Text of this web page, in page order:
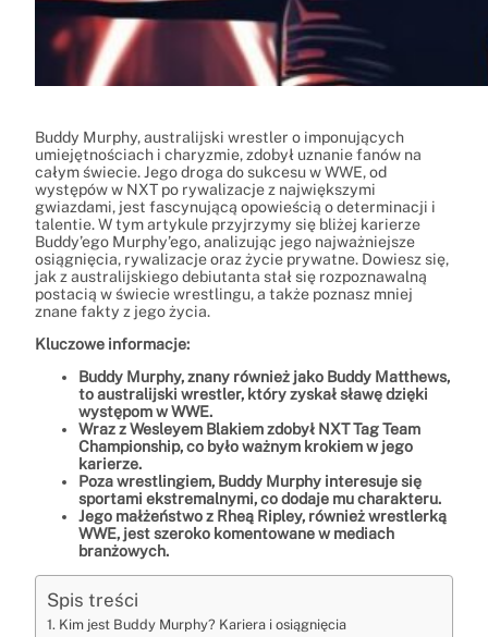
Buddy Murphy, australijski wrestler o imponujących
umiejętnościach i charyzmie, zdobył uznanie fanów na
całym świecie. Jego droga do sukcesu w WWE, od
występów w NXT po rywalizacje z największymi
gwiazdami, jest fascynującą opowieścią o determinacji i
talentie. W tym artykule przyjrzymy się bliżej karierze
Buddy’ego Murphy’ego, analizując jego najważniejsze
osiągnięcia, rywalizacje oraz życie prywatne. Dowiesz się,
jak z australijskiego debiutanta stał się rozpoznawalną
postacią w świecie wrestlingu, a także poznasz mniej
znane fakty z jego życia.
Kluczowe informacje:
Buddy Murphy, znany również jako Buddy Matthews,
to australijski wrestler, który zyskał sławę dzięki
występom w WWE.
Wraz z Wesleyem Blakiem zdobył NXT Tag Team
Championship, co było ważnym krokiem w jego
karierze.
Poza wrestlingiem, Buddy Murphy interesuje się
sportami ekstremalnymi, co dodaje mu charakteru.
Jego małżeństwo z Rheą Ripley, również wrestlerką
WWE, jest szeroko komentowane w mediach
branżowych.
Spis treści
Kim jest Buddy Murphy? Kariera i osiągnięcia